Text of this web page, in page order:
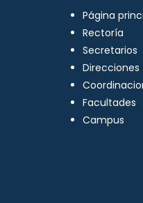
Página
Rectoría
Secretarios
Direcciones
Facultades
Campus